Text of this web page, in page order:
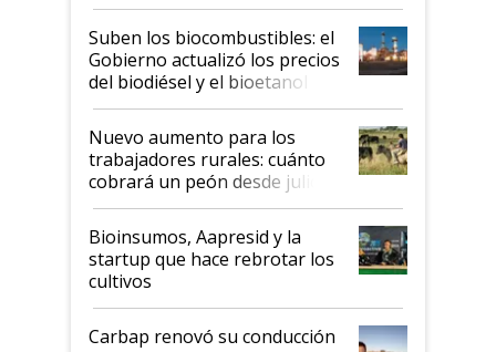
funcionamiento de las
exportadoras en tensión tras
la medida de fuerza de los
prácticos
Suben los biocombustibles: el
Gobierno actualizó los precios
del biodiésel y el bioetanol
Nuevo aumento para los
trabajadores rurales: cuánto
cobrará un peón desde julio
Bioinsumos, Aapresid y la
startup que hace rebrotar los
cultivos
Carbap renovó su conducción